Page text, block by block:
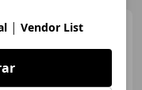
Avant 4.0 TFSI
| Vendor List